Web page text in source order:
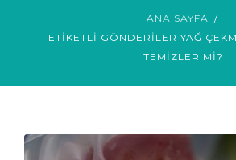
ANA SAYFA
ETIKETLI GÖNDERILER YAĞ
TEMIZLER MI?